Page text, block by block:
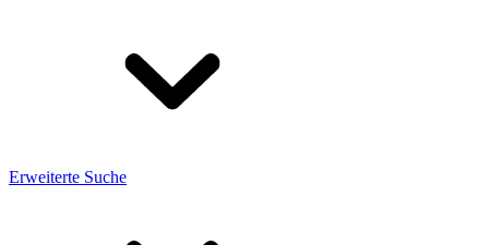
Erweiterte Suche